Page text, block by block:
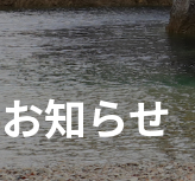
お知らせ